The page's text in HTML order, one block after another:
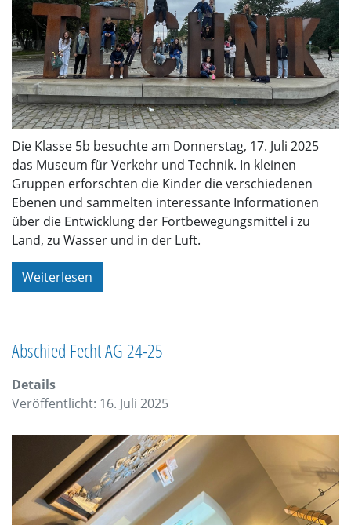
Die Klasse 5b besuchte am Donnerstag, 17. Juli 2025
das Museum für Verkehr und Technik. In kleinen
Gruppen erforschten die Kinder die verschiedenen
Ebenen und sammelten interessante Informationen
über die Entwicklung der Fortbewegungsmittel i zu
Land, zu Wasser und in der Luft.
Weiterlesen
Abschied Fecht AG 24-25
Details
Veröffentlicht: 16. Juli 2025